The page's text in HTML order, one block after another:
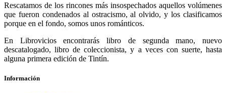
Rescatamos de los rincones más insospechados aquellos volúmenes
que fueron condenados al ostracismo, al olvido, y los clasificamos
porque en el fondo, somos unos románticos.
En Librovicios encontrarás libro de segunda mano, nuevo
descatalogado, libro de coleccionista, y a veces con suerte, hasta
alguna primera edición de Tintín.
Información